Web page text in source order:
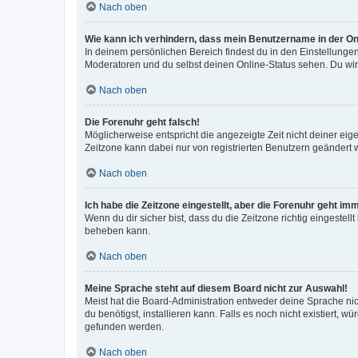
Nach oben
Wie kann ich verhindern, dass mein Benutzername in der
In deinem persönlichen Bereich findest du in den
Moderatoren und du selbst deinen Online-Status sehen. Du
Nach oben
Die Forenuhr geht falsch!
Möglicherweise entspricht die angezeigte Zeit nicht deiner
Zeitzone kann dabei nur von registrierten Benutzern geändert
Nach oben
Ich habe die Zeitzone eingestellt, aber die Forenuhr geht
Wenn du dir sicher bist, dass du die Zeitzone richtig
beheben kann.
Nach oben
Meine Sprache steht auf diesem Board nicht zur Auswahl!
Meist hat die Board-Administration entweder deine Sprache
du benötigst, installieren kann. Falls es noch nicht existiert,
gefunden werden.
Nach oben